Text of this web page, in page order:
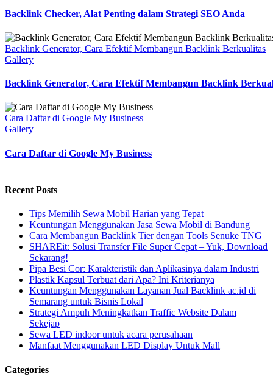
Backlink Checker, Alat Penting dalam Strategi SEO Anda
Backlink Generator, Cara Efektif Membangun Backlink Berkualitas
Gallery
Backlink Generator, Cara Efektif Membangun Backlink
Cara Daftar di Google My Business
Gallery
Cara Daftar di Google My Business
Recent Posts
Tips Memilih Sewa Mobil Harian yang Tepat
Keuntungan Menggunakan Jasa Sewa Mobil di Bandung
Cara Membangun Backlink Tier dengan Tools Senuke TNG
SHAREit: Solusi Transfer File Super Cepat – Yuk, Download
Sekarang!
Pipa Besi Cor: Karakteristik dan Aplikasinya dalam Industri
Plastik Kapsul Terbuat dari Apa? Ini Kriterianya
Keuntungan Menggunakan Layanan Jual Backlink ac.id di
Semarang untuk Bisnis Lokal
Strategi Ampuh Meningkatkan Traffic Website Dalam
Sekejap
Sewa LED indoor untuk acara perusahaan
Manfaat Menggunakan LED Display Untuk Mall
Categories